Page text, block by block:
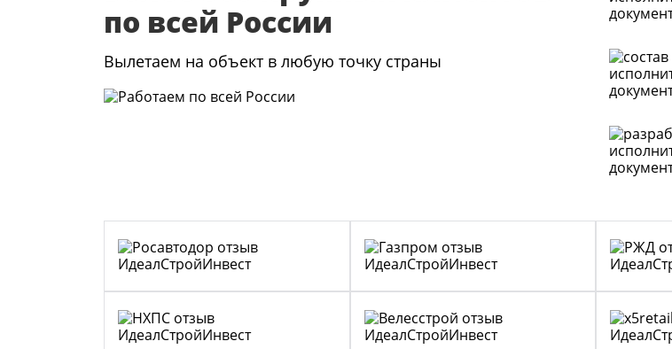
по всей России
Вылетаем на объект в любую точку страны